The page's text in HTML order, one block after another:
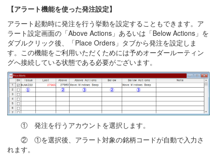
【アラート機能を使った発注設定】
アラート起動時に発注を行う挙動を設定することもできます。ア
ラート設定画面の「Above Actions」あるいは「Below Actions」を
ダブルクリック後、「Place Orders」タブから発注を設定しま
す。この機能をご利用いただくためには予めオーダールーティン
グへ接続している状態である必要がございます。
① 発注を行うアカウントを選択します。
② ①を選択後、アラート対象の銘柄コードが自動で入力さ
れます。